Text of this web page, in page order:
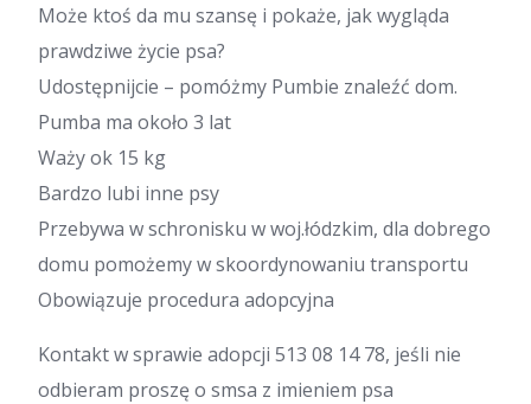
Może ktoś da mu szansę i pokaże, jak wygląda
prawdziwe życie psa?
Udostępnijcie – pomóżmy Pumbie znaleźć dom.
Pumba ma około 3 lat
Waży ok 15 kg
Bardzo lubi inne psy
Przebywa w schronisku w woj.łódzkim, dla dobrego
domu pomożemy w skoordynowaniu transportu
Obowiązuje procedura adopcyjna
Kontakt w sprawie adopcji 513 08 14 78, jeśli nie
odbieram proszę o smsa z imieniem psa